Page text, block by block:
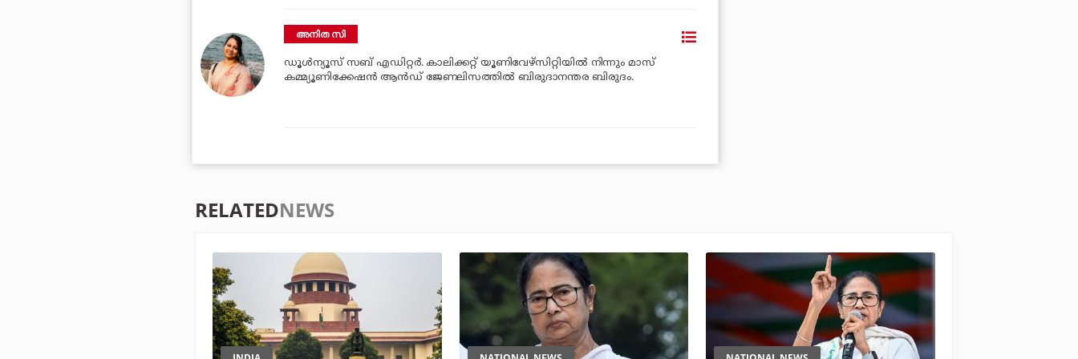
അനിത സി
ഡൂള്‍ന്യൂസ് സബ് എഡിറ്റര്‍. കാലിക്കറ്റ് യൂണിവേഴ്‌സിറ്റിയില്‍ നിന്നും മാസ്
കമ്മ്യൂണിക്കേഷന്‍ ആന്‍ഡ് ജേണലിസത്തില്‍ ബിരുദാനന്തര ബിരുദം.
RELATEDNEWS